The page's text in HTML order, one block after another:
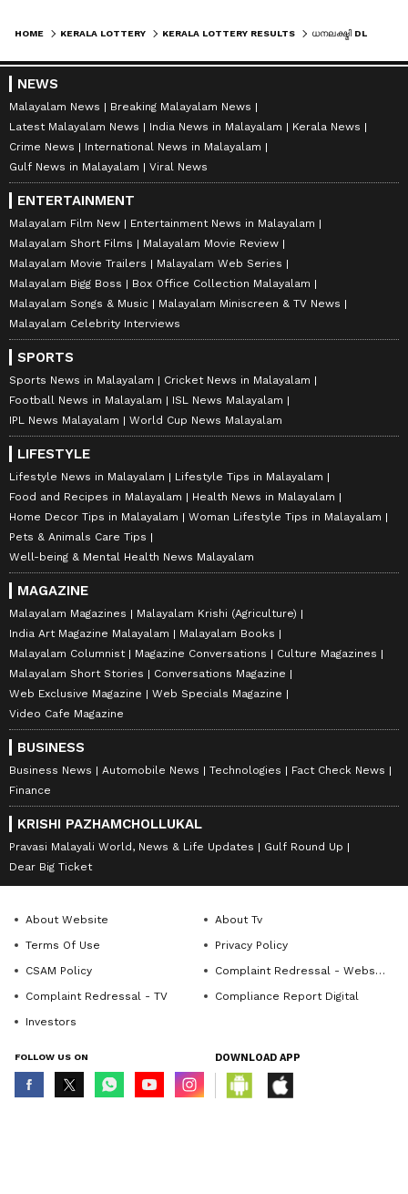
HOME KERALA LOTTERY KERALA LOTTERY RESULTS
NEWS
Malayalam News
Breaking Malayalam News
Latest Malayalam News
India News in Malayalam
Kerala News
Crime News
International News in Malayalam
Gulf News in Malayalam
Viral News
ENTERTAINMENT
Malayalam Film New
Entertainment News in Malayalam
Malayalam Short Films
Malayalam Movie Review
Malayalam Movie Trailers
Malayalam Web Series
Malayalam Bigg Boss
Box Office Collection Malayalam
Malayalam Songs & Music
Malayalam Miniscreen & TV News
Malayalam Celebrity Interviews
SPORTS
Sports News in Malayalam
Cricket News in Malayalam
Football News in Malayalam
ISL News Malayalam
IPL News Malayalam
World Cup News Malayalam
LIFESTYLE
Lifestyle News in Malayalam
Lifestyle Tips in Malayalam
Food and Recipes in Malayalam
Health News in Malayalam
Home Decor Tips in Malayalam
Woman Lifestyle Tips in Malayalam
Pets & Animals Care Tips
Well-being & Mental Health News Malayalam
MAGAZINE
Malayalam Magazines
Malayalam Krishi (Agriculture)
India Art Magazine Malayalam
Malayalam Books
Malayalam Columnist
Magazine Conversations
Culture Magazines
Malayalam Short Stories
Conversations Magazine
Web Exclusive Magazine
Web Specials Magazine
Video Cafe Magazine
BUSINESS
Business News Automobile News Technologies
Fact Check News
Finance
KRISHI PAZHAMCHOLLUKAL
Pravasi Malayali World, News & Life Updates
Gulf Round Up
Dear Big Ticket
About Website
About Tv
Terms Of Use
Privacy Policy
CSAM Policy
Complaint Redressal - Website
Complaint Redressal - TV
Compliance Report Digital
Investors
FOLLOW US ON DOWNLOAD APP